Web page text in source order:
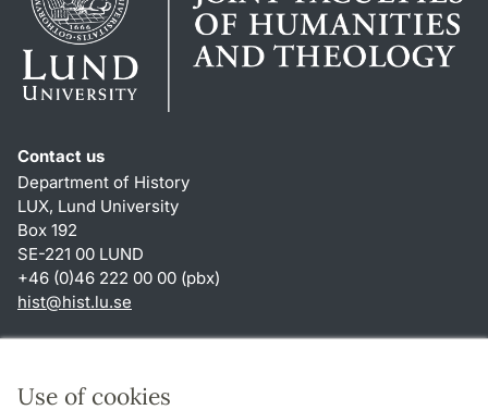
Use of cookies
Contact us
Department of History
LUX, Lund University
Box 192
SE-221 00 LUND
+46 (0)46 222 00 00 (pbx)
hist@hist.lu.se
About this website and cookies